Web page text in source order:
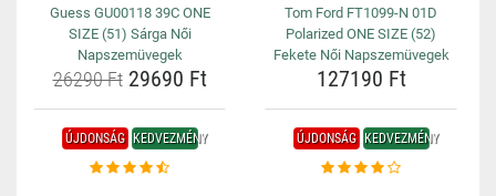
Guess GU00118 39C ONE
SIZE (51) Sárga Női
Napszemüvegek
26290 Ft29690 Ft
Tom Ford FT1099-N 01D
Polarized ONE SIZE (52)
Fekete Női Napszemüvegek
127190 Ft
ÚJDONSÁG KEDVEZMÉNY ÚJDONSÁG KEDVEZMÉNY